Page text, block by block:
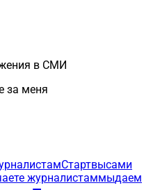
в СМИ
за меня
Стартвысами
журналистаммыдаем